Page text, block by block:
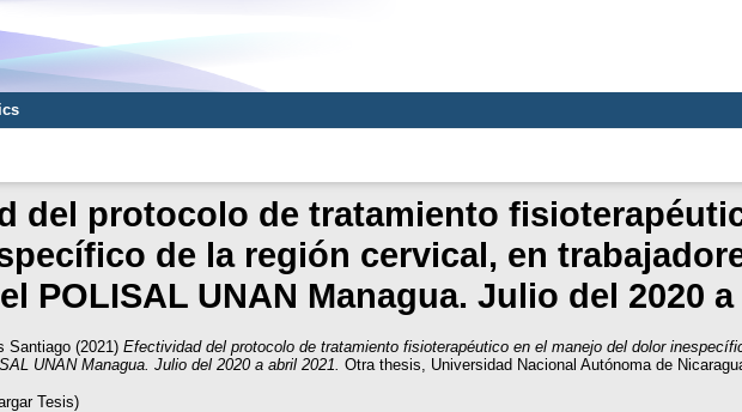
del protocolo de tratamiento
de la región cervical, en
POLISAL UNAN Managua. Julio del 2020
Santiago (2021) Efectividad del protocolo de tratamiento fisioterapéutico en el manejo del dolor
UNAN Managua. Julio del 2020 a abril 2021. Otra thesis, Universidad Nacional Autónoma de
Tesis)